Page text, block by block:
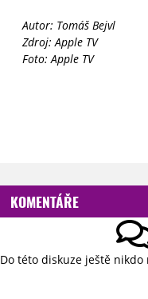
Autor: Tomáš Bejvl
Zdroj: Apple TV
Foto: Apple TV
KOMENTÁŘE
Do této diskuze ještě